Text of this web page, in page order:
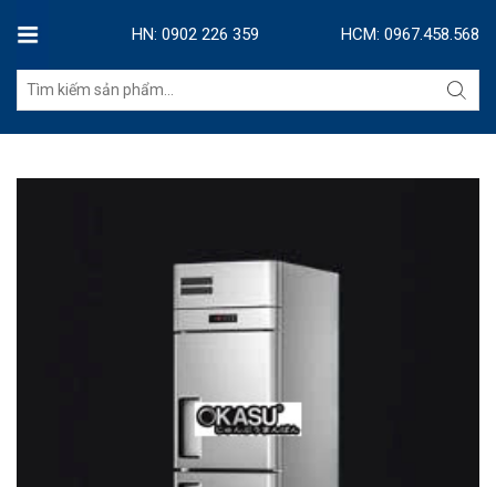
HN: 0902 226 359 HCM: 0967.458.568